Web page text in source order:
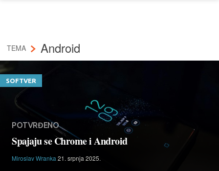
TEMA Android
SOFTVER
POTVRĐENO
Spajaju se Chrome i Android
Miroslav Wranka 21. srpnja 2025.